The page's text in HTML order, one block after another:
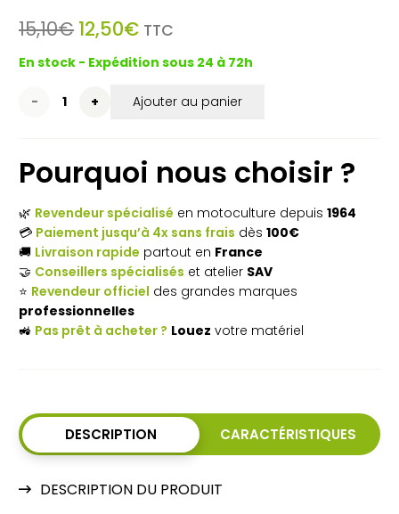
15,10€ Le
initial
15,10€.
12,50€Le
actuel
12,50€.
TTC
En stock - Expédition sous 24 à 72h
quantité
Lunettes
protection
STIHL
DYNAMIC
Contrast
Vision
confortable
Ajouter au panier
Pourquoi nous choisir ?
🌿 Revendeur spécialisé en motoculture depuis 1964
💳 Paiement jusqu’à 4x sans frais dès 100€
🚚 Livraison rapide partout en France
🤝 Conseillers spécialisés et atelier SAV
⭐ Revendeur officiel des grandes marques
professionnelles
🚜 Pas prêt à acheter ? Louez votre matériel
DESCRIPTION CARACTÉRISTIQUES
DESCRIPTION DU PRODUIT